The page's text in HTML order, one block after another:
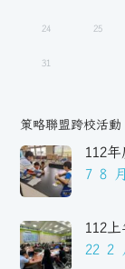
24 25
31
策略聯盟跨校活動
112
7 8
112
22 2